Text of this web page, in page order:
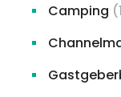
Camping